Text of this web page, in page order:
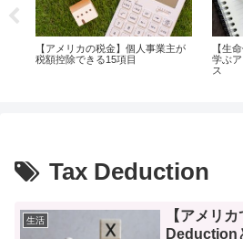
【アメリカの税金】個人事業主が
税額控除できる15項目
【生
学ぶ
ス
Tax Deduction
生活
【アメリ
Deduction